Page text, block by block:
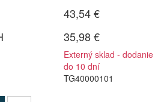
43,54 €
35,98 €
Externý sklad - dodanie
do 10 dní
TG40000101